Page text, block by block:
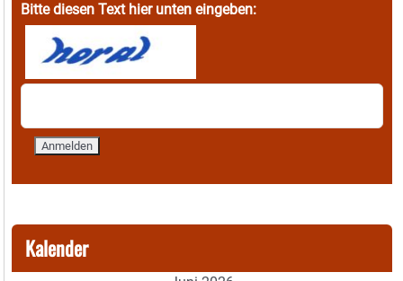
Bitte diesen Text hier unten eingeben:
Kalender